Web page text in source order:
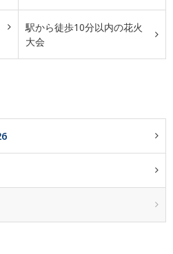
駅から徒歩10分以内の花火
大会